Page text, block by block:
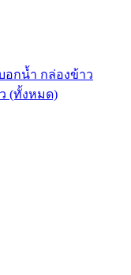
อกน้ำ กล่องข้าว
(ทั้งหมด)